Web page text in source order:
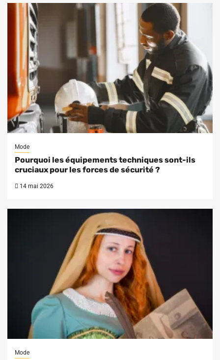
Mode
Pourquoi les équipements techniques sont-ils
cruciaux pour les forces de sécurité ?
14 mai 2026
Mode